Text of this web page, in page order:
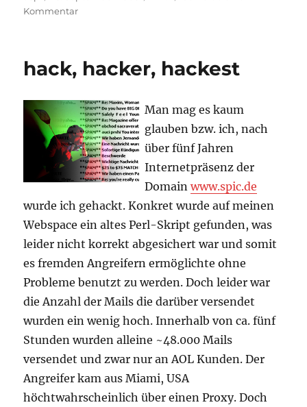
am
Kommentarzu
hack, hacker, hackest
Man mag es kaum
glauben bzw. ich, nach
über fünf Jahren
Internetpräsenz der
Domainwww.spic.de
wurde ich gehackt. Konkret wurde auf meinen
Webspace ein altes Perl-Skript gefunden, was
leider nicht korrekt abgesichert war und somit
es fremden Angreifern ermöglichte ohne
Probleme benutzt zu werden. Doch leider war
die Anzahl der Mails die darüber versendet
wurden ein wenig hoch. Innerhalb von ca. fünf
Stunden wurden alleine ~48.000 Mails
versendet und zwar nur an AOL Kunden. Der
Angreifer kam aus Miami, USA
höchtwahrscheinlich über einen Proxy. Doch